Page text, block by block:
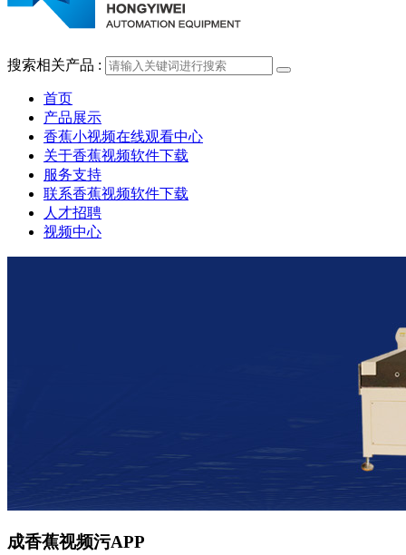
搜索相关产品 :
首页
产品展示
香蕉小视频在线观看中心
关于香蕉视频软件下载
服务支持
联系香蕉视频软件下载
人才招聘
视频中心
成香蕉视频污APP